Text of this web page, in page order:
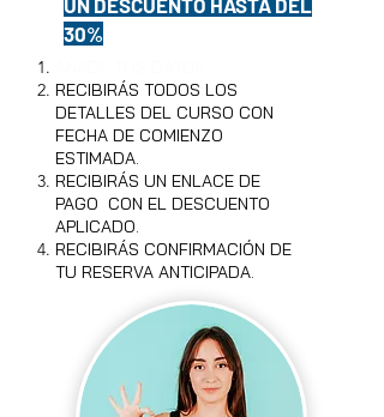
UN DESCUENTO HASTA DEL
30%
RECIBIRÁS TODOS LOS
DETALLES DEL CURSO CON
FECHA DE COMIENZO
ESTIMADA.
RECIBIRÁS UN ENLACE DE
PAGO CON EL DESCUENTO
APLICADO.
RECIBIRÁS CONFIRMACIÓN DE
TU RESERVA ANTICIPADA.